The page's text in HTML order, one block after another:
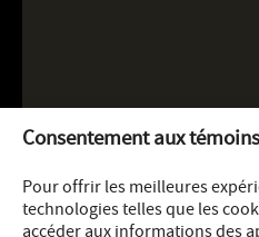
Consentement aux
Pour offrir les meilleures
technologies telles que les
accéder aux informations des